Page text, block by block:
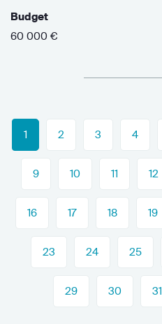
Budget
60 000 €
1 2 3 4
9 10 11 12
16 17 18 19
23 24 25
29 30 31